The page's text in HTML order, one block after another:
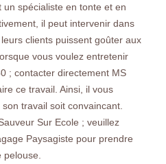
un spécialiste en tonte et en
il peut intervenir dans
clients puissent goûter aux
vous voulez entretenir
; contacter directement MS
ce travail. Ainsi, il vous
travail soit convaincant.
Sur Ecole ; veuillez
Paysagiste pour prendre